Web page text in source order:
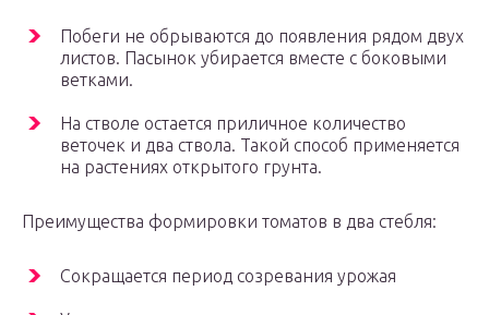
Побеги не обрываются до появления рядом двух
листов. Пасынок убирается вместе с боковыми
ветками.
На стволе остается приличное количество
веточек и два ствола. Такой способ применяется
на растениях открытого грунта.
Преимущества формировки томатов в два стебля:
Сокращается период созревания урожая